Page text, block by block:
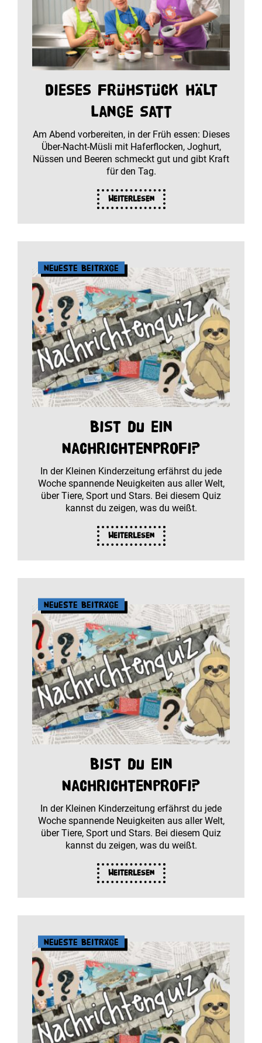
Dieses Frühstück hält
lange satt
Am Abend vorbereiten, in der Früh essen: Dieses
Über-Nacht-Müsli mit Haferflocken, Joghurt,
Nüssen und Beeren schmeckt gut und gibt Kraft
für den Tag.
Weiterlesen
Neueste Beiträge
Bist du ein
Nachrichtenprofi?
In der Kleinen Kinderzeitung erfährst du jede
Woche spannende Neuigkeiten aus aller Welt,
über Tiere, Sport und Stars. Bei diesem Quiz
kannst du zeigen, was du weißt.
Weiterlesen
Neueste Beiträge
Bist du ein
Nachrichtenprofi?
In der Kleinen Kinderzeitung erfährst du jede
Woche spannende Neuigkeiten aus aller Welt,
über Tiere, Sport und Stars. Bei diesem Quiz
kannst du zeigen, was du weißt.
Weiterlesen
Neueste Beiträge